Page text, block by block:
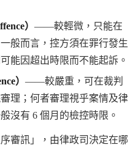
） ——較輕微，只能在
般而言，控方須在罪行發生
能因超出時限而不能起訴。
） ——較嚴重，可在裁判
理；何者審理視乎案情及律
沒有 6 個月的檢控時限。
審訊」，由律政司決定在哪